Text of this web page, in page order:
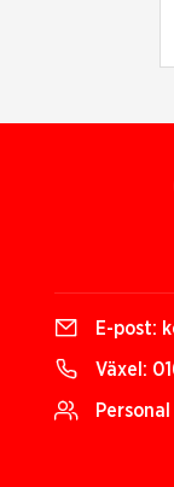
E-post:
Växel:
Personal